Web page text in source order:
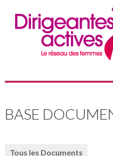
AU
PRINCIPAL
BASE
Tous les Documents